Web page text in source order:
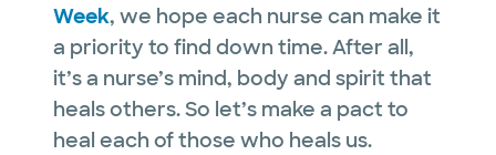
Week, we hope each nurse can make it
a priority to find down time. After all,
it’s a nurse’s mind, body and spirit that
heals others. So let’s make a pact to
heal each of those who heals us.